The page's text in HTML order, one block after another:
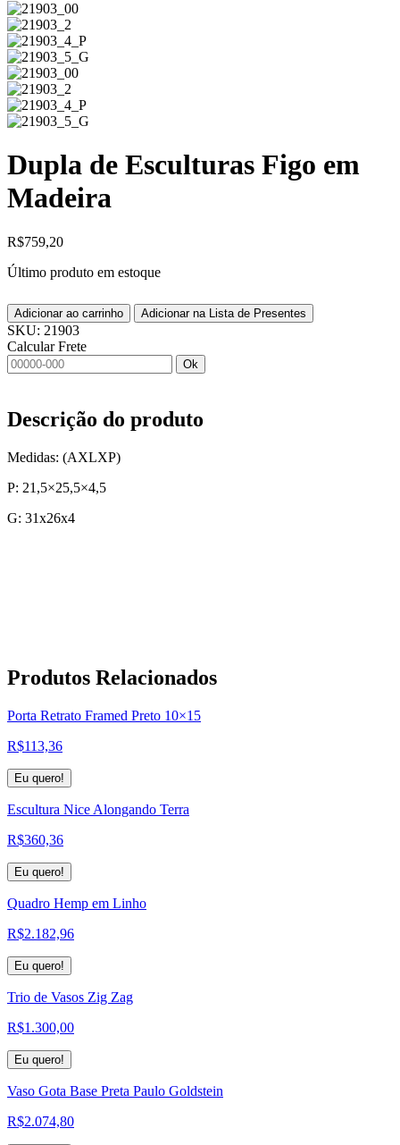
Dupla de Esculturas Figo em
Madeira
R$759,20
Último produto em estoque
Adicionar ao carrinho Adicionar na Lista de Presentes
SKU: 21903
Calcular Frete
Ok
Descrição do produto
Medidas: (AXLXP)
P: 21,5×25,5×4,5
G: 31x26x4
Produtos Relacionados
Porta Retrato Framed Preto 10×15
R$113,36
Eu quero!
Escultura Nice Alongando Terra
R$360,36
Eu quero!
Quadro Hemp em Linho
R$2.182,96
Eu quero!
Trio de Vasos Zig Zag
R$1.300,00
Eu quero!
Vaso Gota Base Preta Paulo Goldstein
R$2.074,80